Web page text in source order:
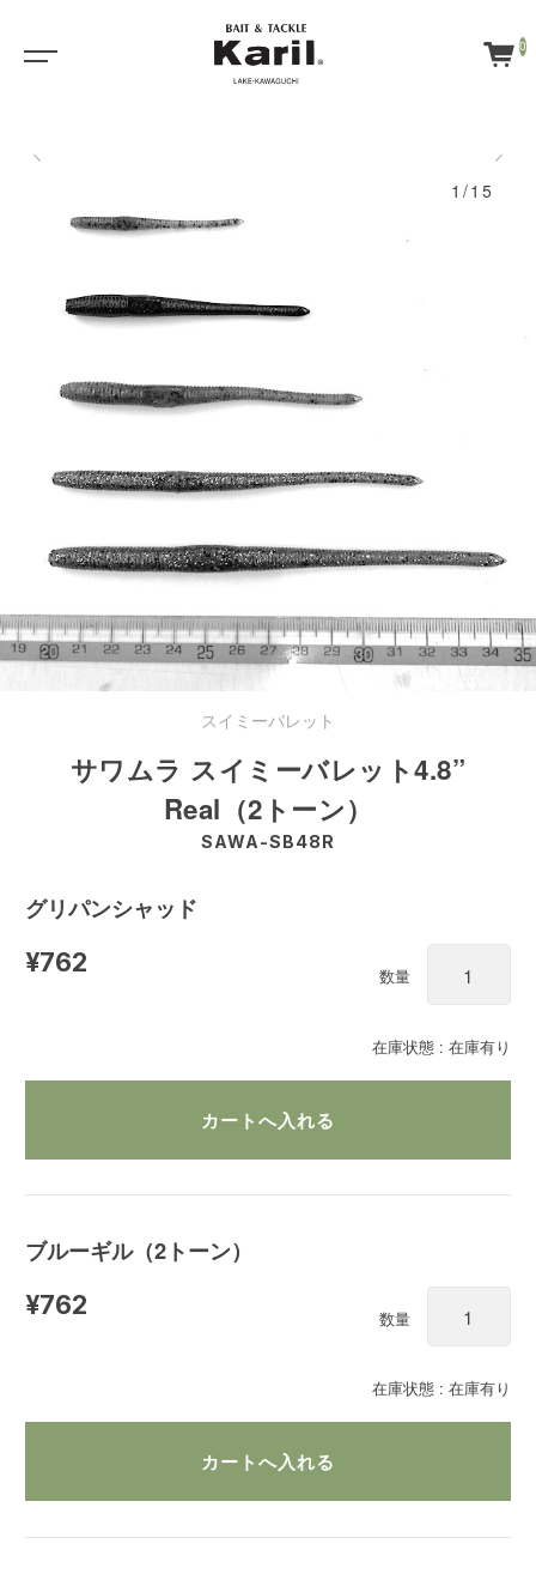
0
スイミーバレット
1/15
サワムラ スイミーバレット4.8”
Real（2トーン）
SAWA-SB48R
グリパンシャッド
在庫状態 : 在庫有り
¥762 数量
ブルーギル（2トーン）
在庫状態 : 在庫有り
¥762 数量